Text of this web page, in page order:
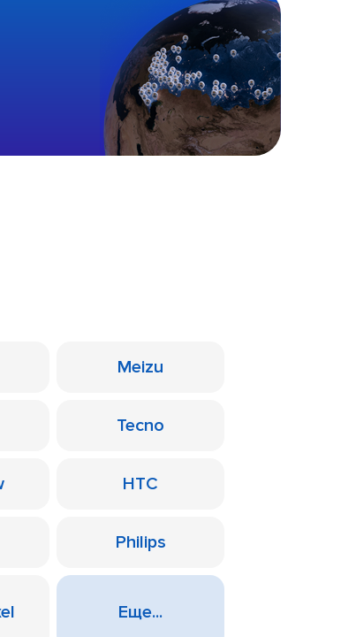
Meizu
Tecno
HTC
Philips
Еще...